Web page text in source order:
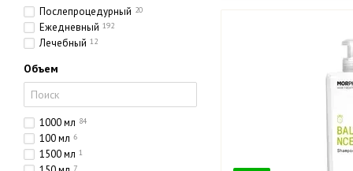
Послепроцедурный 20
Ежедневный 192
Лечебный 12
Объем
1000 мл 84
100 мл 6
1500 мл 1
7